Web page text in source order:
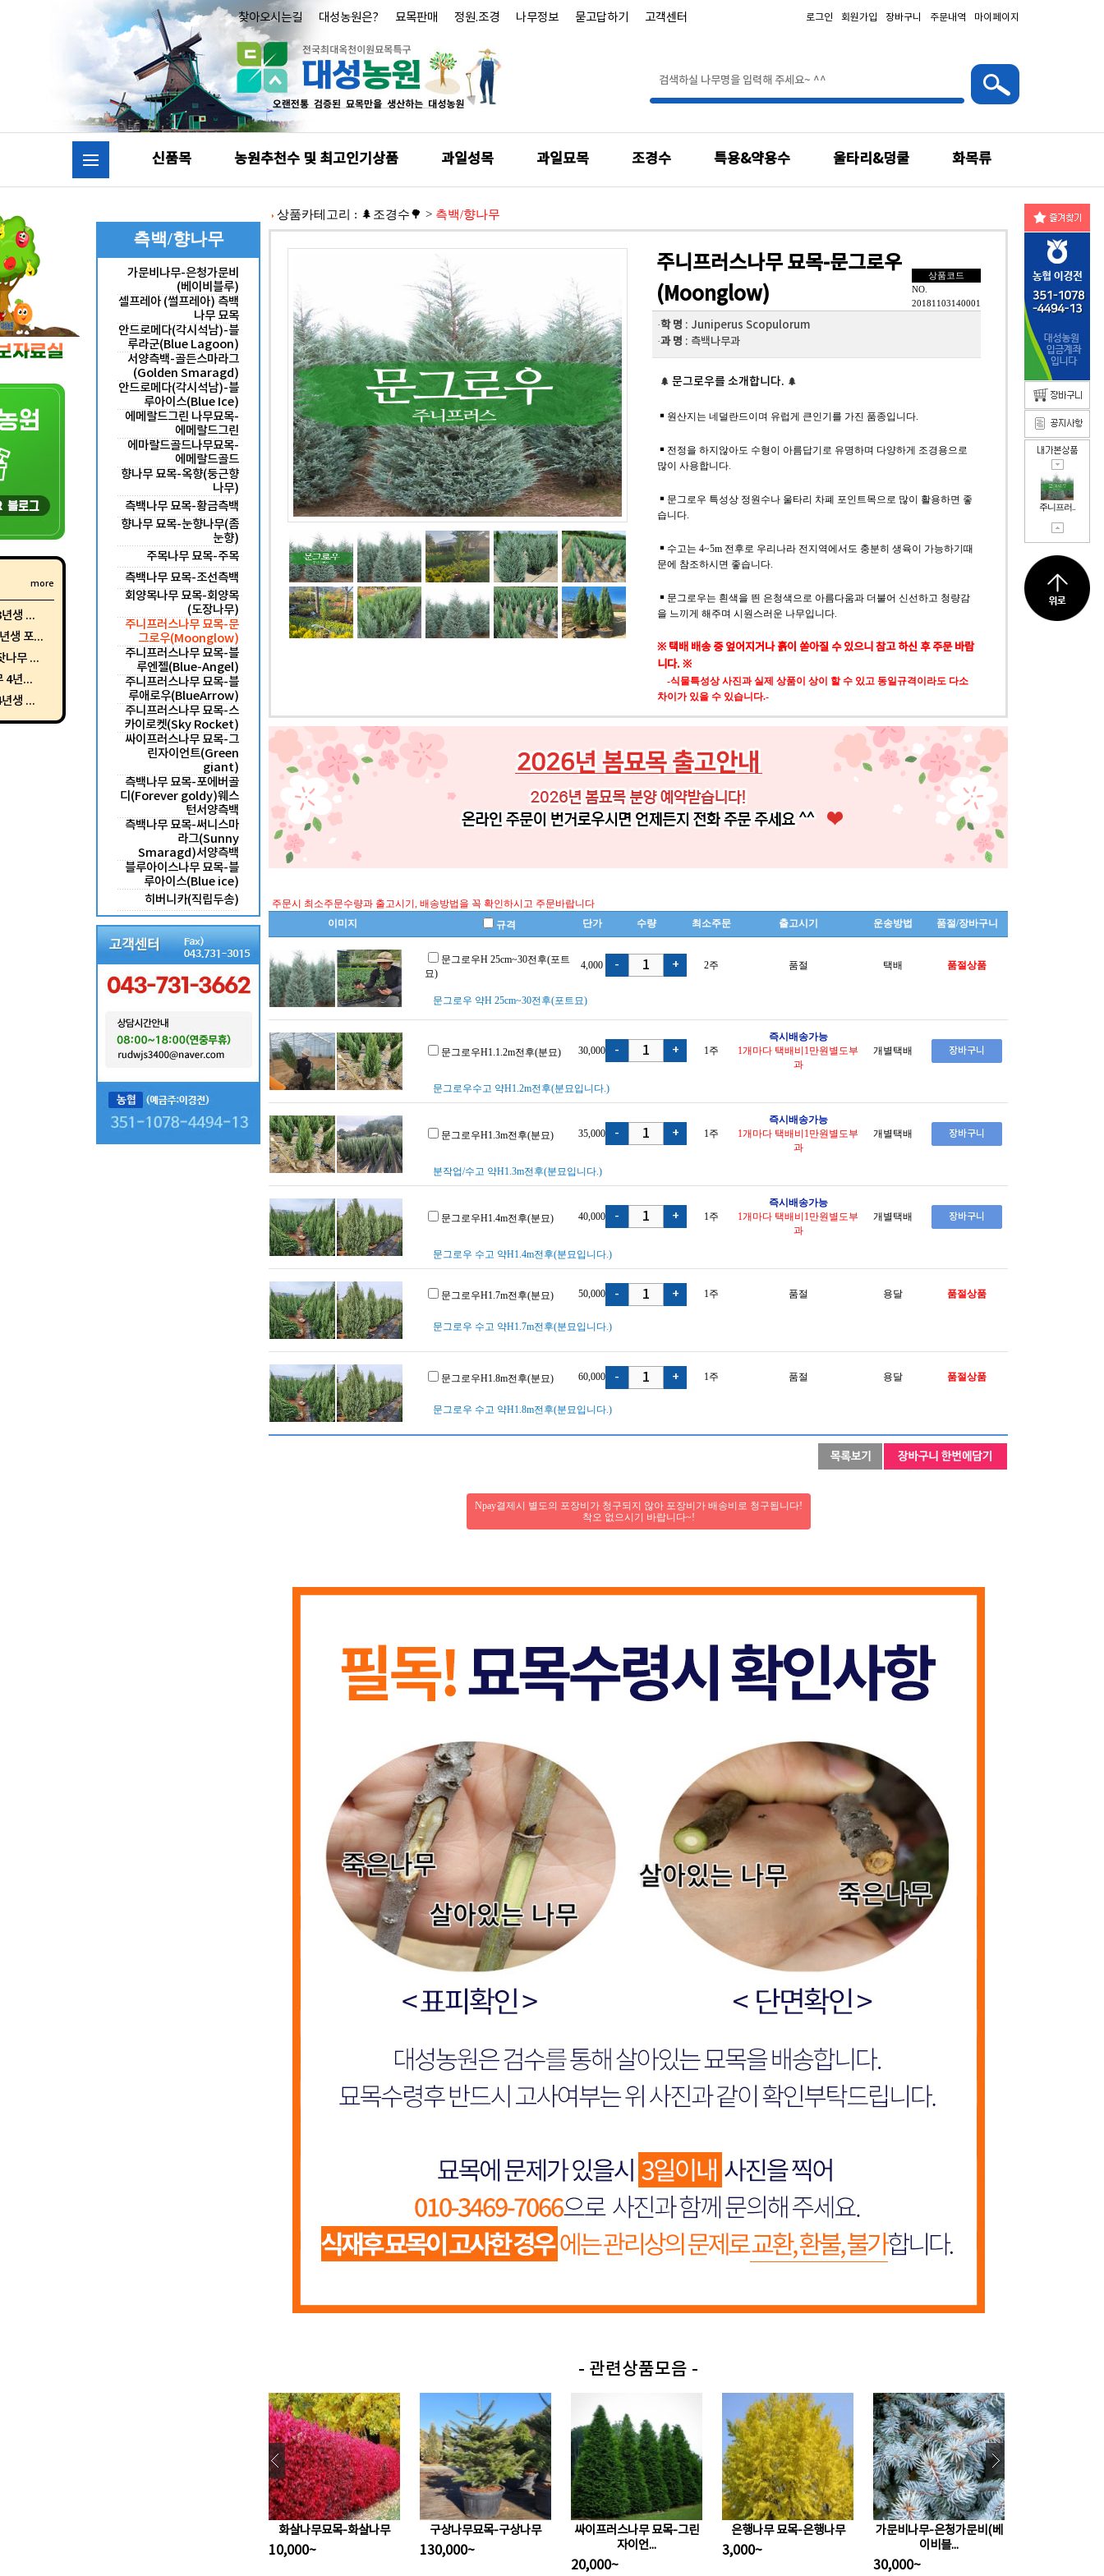
more
생 ...
생 포...
나무 ...
4년...
생 ...
찾아오시는길 대성농원은? 묘목판매 정원.조경 나무정보 묻고답하기 고객센터 로그인 회원가입 장바구니 주문내역 마이페이지
신품목 농원추천수 및 최고인기상품 과일성목 과일묘목 조경수 특용&약용수 울타리&덩쿨 화목류
측백/향나무
가문비나무-은청가문비
(베이비블루)
셀프레아 (썰프레아) 측백
나무 묘목
안드로메다(각시석남)-블
루라군(Blue Lagoon)
서양측백-골든스마라그
(Golden Smaragd)
안드로메다(각시석남)-블
루아이스(Blue Ice)
에메랄드그린 나무묘목-
에메랄드그린
에마랄드골드나무묘목-
에메랄드골드
향나무 묘목-옥향(둥근향
나무)
측백나무 묘목-황금측백
향나무 묘목-눈향나무(좀
눈향)
주목나무 묘목-주목
측백나무 묘목-조선측백
회양목나무 묘목-회양목
(도장나무)
주니프러스나무 묘목-문
그로우(Moonglow)
주니프러스나무 묘목-블
루엔젤(Blue-Angel)
주니프러스나무 묘목-블
루애로우(BlueArrow)
주니프러스나무 묘목-스
카이로켓(Sky Rocket)
싸이프러스나무 묘목-그
린자이언트(Green
giant)
측백나무 묘목-포에버골
디(Forever goldy)웨스
턴서양측백
측백나무 묘목-써니스마
라그(Sunny
Smaragd)서양측백
블루아이스나무 묘목-블
루아이스(Blue ice)
히버니카(직립두송)
상품카테고리 : 🌲조경수🌳 > 측백/향나무
주니프러스나무 묘목-문그로우
(Moonglow)
상품코드
NO.
20181103140001
·학 명 : Juniperus Scopulorum
·과 명 : 측백나무과
🌲 문그로우를 소개합니다. 🌲
￭ 원산지는 네덜란드이며 유럽게 큰인기를 가진 품종입니다.
￭ 전정을 하지않아도 수형이 아름답기로 유명하며 다양하게 조경용으로
많이 사용합니다.
￭ 문그로우 특성상 정원수나 울타리 차폐 포인트목으로 많이 활용하면 좋
습니다.
￭ 수고는 4~5m 전후로 우리나라 전지역에서도 충분히 생육이 가능하기때
문에 참조하시면 좋습니다.
￭ 문그로우는 흰색을 띈 은청색으로 아름다움과 더불어 신선하고 청량감
을 느끼게 해주며 시원스러운 나무입니다.
※ 택배 배송 중 엎어지거나 흙이 쏟아질 수 있으니 참고 하신 후 주문 바랍
니다. ※
-식물특성상 사진과 실제 상품이 상이 할 수 있고 동일규격이라도 다소
차이가 있을 수 있습니 다.-
주문시 최소주문수량과 출고시기, 배송방법을 꼭 확인하시고 주문바랍니다
이미지
규격 단가 수량 최소주문 출고시기 운송방법 품절/장바구니
문그로우H 25cm~30전후(포트
묘)
4,000 2주 품절 택배 품절상품
문그로우 약H 25cm~30전후(포트묘)
문그로우H1.1.2m전후(분묘) 30,000 1주
즉시배송가능
1개마다 택배비1만원별도부
과
개별택배
문그로우수고 약H1.2m전후(분묘입니다.)
문그로우H1.3m전후(분묘) 35,000 1주
즉시배송가능
1개마다 택배비1만원별도부
과
개별택배
분작업/수고 약H1.3m전후(분묘입니다.)
문그로우H1.4m전후(분묘) 40,000 1주
즉시배송가능
1개마다 택배비1만원별도부
과
개별택배
문그로우 수고 약H1.4m전후(분묘입니다.)
문그로우H1.7m전후(분묘) 50,000 1주 품절 용달 품절상품
문그로우 수고 약H1.7m전후(분묘입니다.)
문그로우H1.8m전후(분묘) 60,000 1주 품절 용달 품절상품
문그로우 수고 약H1.8m전후(분묘입니다.)
Npay결제시 별도의 포장비가 청구되지 않아 포장비가 배송비로 청구됩니다!
착오 없으시기 바랍니다~!
- 관련상품모음 -
주니프러..